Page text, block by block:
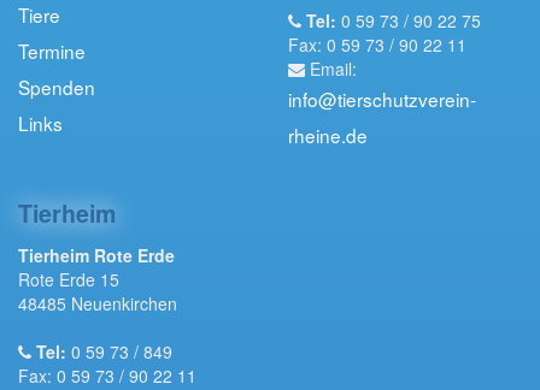
Tiere
Termine
Spenden
Links
Tel: 0 59 73 / 90 22 75
Fax: 0 59 73 / 90 22 11
Email:
info@tierschutzverein-
rheine.de
Tierheim
Tierheim Rote Erde
Rote Erde 15
48485 Neuenkirchen
Tel: 0 59 73 / 849
Fax: 0 59 73 / 90 22 11